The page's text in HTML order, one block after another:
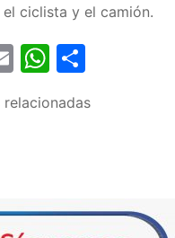
ciclista y el camión.
EmailWhatsApp